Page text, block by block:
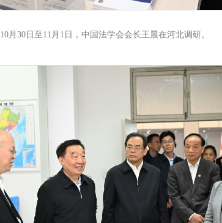
10月30日至11月1日，中国法学会会长王晨在河北调研。